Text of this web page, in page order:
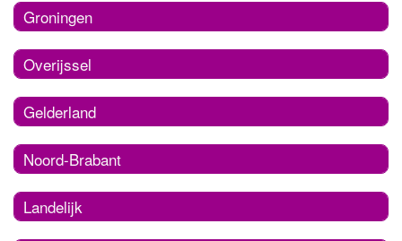
Groningen
Overijssel
Gelderland
Noord-Brabant
Landelijk